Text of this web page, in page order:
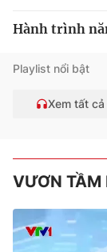
Hành trình
Playlist nổi bật
Xem tất
VƯƠN TẦM